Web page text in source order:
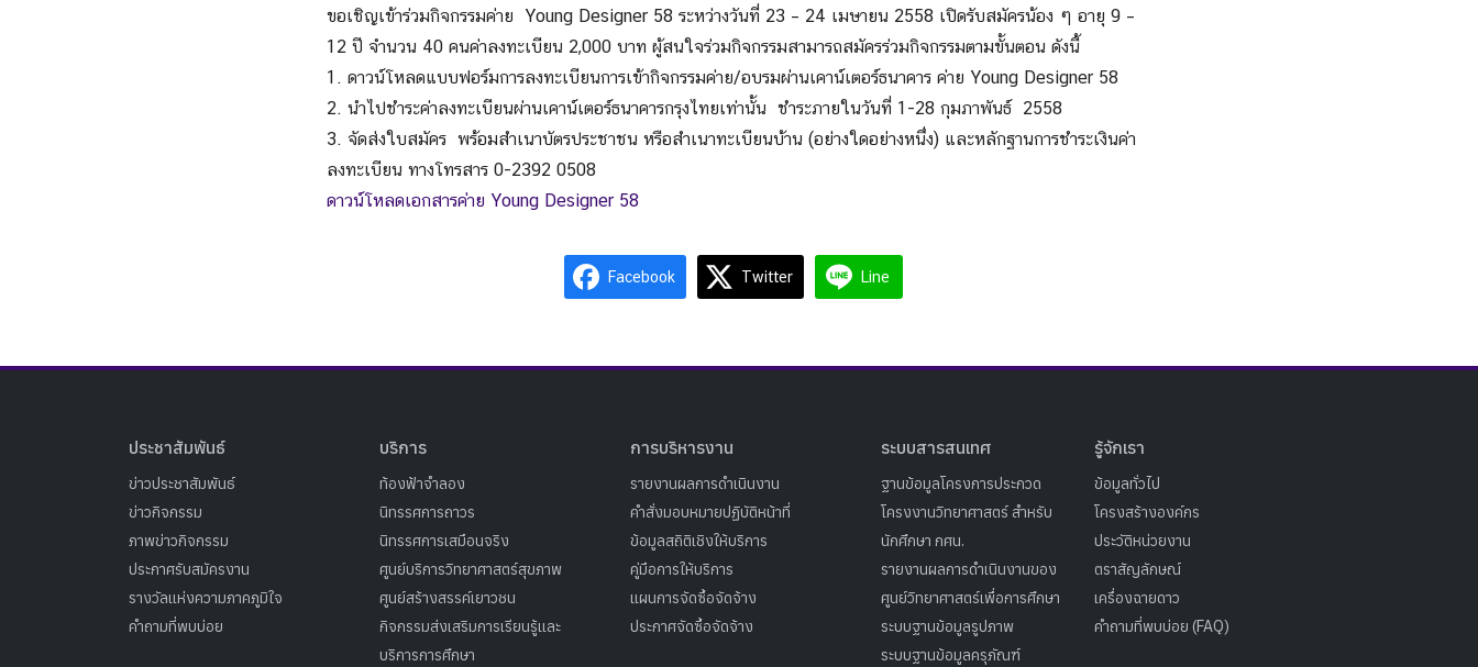
ขอเชิญเข้าร่วมกิจกรรมค่าย Young Designer 58 ระหว่างวันที่ 23 – 24 เมษายน 2558 เปิดรับสมัครน้อง ๆ อายุ 9 –
12 ปี จำนวน 40 คนค่าลงทะเบียน 2,000 บาท ผู้สนใจร่วมกิจกรรมสามารถสมัครร่วมกิจกรรมตามขั้นตอน ดังนี้
1. ดาวน์โหลดแบบฟอร์มการลงทะเบียนการเข้ากิจกรรมค่าย/อบรมผ่านเคาน์เตอร์ธนาคาร ค่าย Young Designer 58
2. นำไปชำระค่าลงทะเบียนผ่านเคาน์เตอร์ธนาคารกรุงไทยเท่านั้น ชำระภายในวันที่ 1-28 กุมภาพันธ์ 2558
3. จัดส่งใบสมัคร พร้อมสำเนาบัตรประชาชน หรือสำเนาทะเบียนบ้าน (อย่างใดอย่างหนึ่ง) และหลักฐานการชำระเงินค่า
ลงทะเบียน ทางโทรสาร 0-2392 0508
ดาวน์โหลดเอกสารค่าย Young Designer 58
Facebook Twitter Line
ประชาสัมพันธ์
ข่าวประชาสัมพันธ์
ข่าวกิจกรรม
ภาพข่าวกิจกรรม
ประกาศรับสมัครงาน
รางวัลแห่งความภาคภูมิใจ
คำถามที่พบบ่อย
บริการ
ท้องฟ้าจำลอง
นิทรรศการถาวร
นิทรรศการเสมือนจริง
ศูนย์บริการวิทยาศาสตร์สุขภาพ
ศูนย์สร้างสรรค์เยาวชน
กิจกรรมส่งเสริมการเรียนรู้และ
บริการการศึกษา
การบริหารงาน
รายงานผลการดำเนินงาน
คำสั่งมอบหมายปฏิบัติหน้าที่
ข้อมูลสถิติเชิงให้บริการ
คู่มือการให้บริการ
แผนการจัดซื้อจัดจ้าง
ประกาศจัดซื้อจัดจ้าง
ระบบสารสนเทศ
ฐานข้อมูลโครงการประกวด
โครงงานวิทยาศาสตร์ สำหรับ
นักศึกษา กศน.
รายงานผลการดำเนินงานของ
ศูนย์วิทยาศาสตร์เพื่อการศึกษา
ระบบฐานข้อมูลรูปภาพ
ระบบฐานข้อมูลครุภัณฑ์
รู้จักเรา
ข้อมูลทั่วไป
โครงสร้างองค์กร
ประวัติหน่วยงาน
ตราสัญลักษณ์
เครื่องฉายดาว
คำถามที่พบบ่อย (FAQ)